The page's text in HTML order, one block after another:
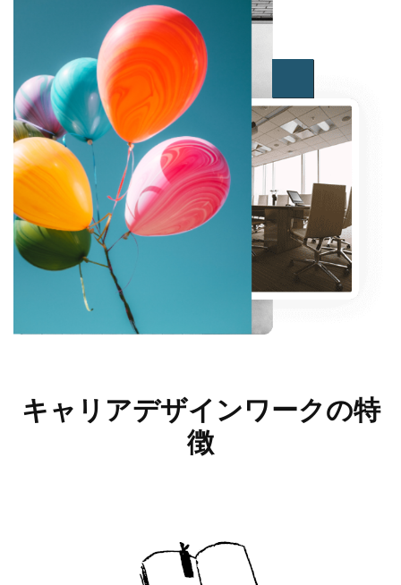
キャリアデザインワークの特
徴